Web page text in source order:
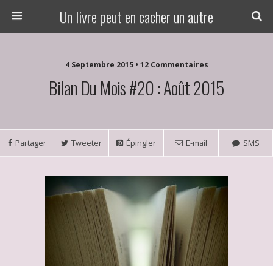
Un livre peut en cacher un autre
4 Septembre 2015 • 12 Commentaires
Bilan Du Mois #20 : Août 2015
Partager Tweeter Épingler E-mail SMS